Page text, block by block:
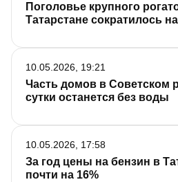
Поголовье крупного
Татарстане сократилось
Часть домов в Советском
сутки останется без воды
10.05.2026, 19:21
За год цены на бензин в
почти на 16%
10.05.2026, 17:58